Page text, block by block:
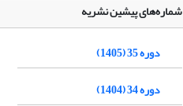
شماره‌های پیشین نشریه
دوره 35 (1405)
دوره 34 (1404)